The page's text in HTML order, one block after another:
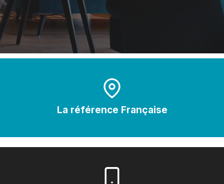
La référence Française